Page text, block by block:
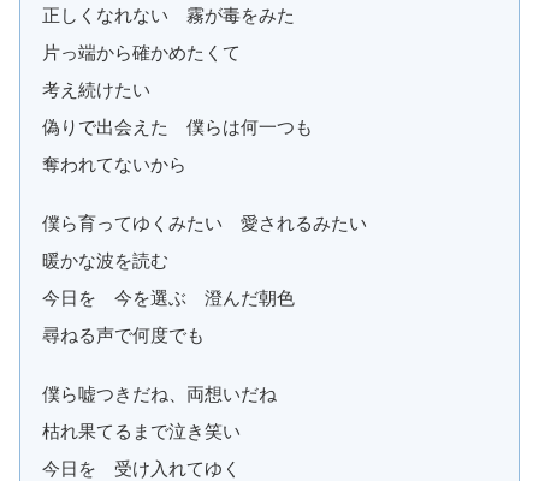
正しくなれない 霧が毒をみた
片っ端から確かめたくて
考え続けたい
偽りで出会えた 僕らは何一つも
奪われてないから
僕ら育ってゆくみたい 愛されるみたい
暖かな波を読む
今日を 今を選ぶ 澄んだ朝色
尋ねる声で何度でも
僕ら嘘つきだね、両想いだね
枯れ果てるまで泣き笑い
今日を 受け入れてゆく